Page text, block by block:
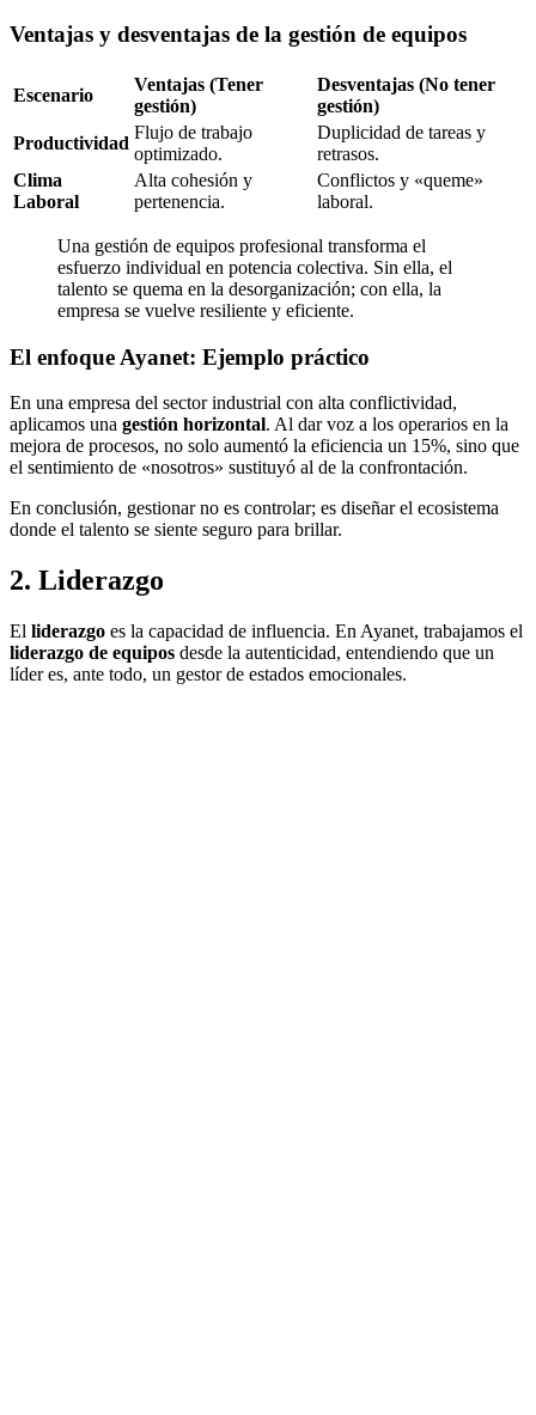
Ventajas y desventajas de la gestión de equipos
Escenario
Ventajas (Tener
gestión)
Desventajas (No tener
gestión)
Productividad
Flujo de trabajo
optimizado.
Duplicidad de tareas y
retrasos.
Clima
Laboral
Alta cohesión y
pertenencia.
Conflictos y «queme»
laboral.
Una gestión de equipos profesional transforma el
esfuerzo individual en potencia colectiva. Sin ella, el
talento se quema en la desorganización; con ella, la
empresa se vuelve resiliente y eficiente.
El enfoque Ayanet: Ejemplo práctico
En una empresa del sector industrial con alta conflictividad,
aplicamos una gestión horizontal. Al dar voz a los operarios en la
mejora de procesos, no solo aumentó la eficiencia un 15%, sino que
el sentimiento de «nosotros» sustituyó al de la confrontación.
En conclusión, gestionar no es controlar; es diseñar el ecosistema
donde el talento se siente seguro para brillar.
2. Liderazgo
El liderazgo es la capacidad de influencia. En Ayanet, trabajamos el
liderazgo de equipos desde la autenticidad, entendiendo que un
líder es, ante todo, un gestor de estados emocionales.